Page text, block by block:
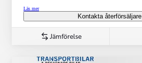
Läs mer
Kontakta återförsäljare
Jämförelse